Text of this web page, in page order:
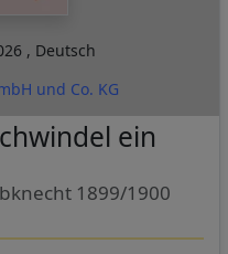
, Deutsch
und Co. KG
ein
1899/1900